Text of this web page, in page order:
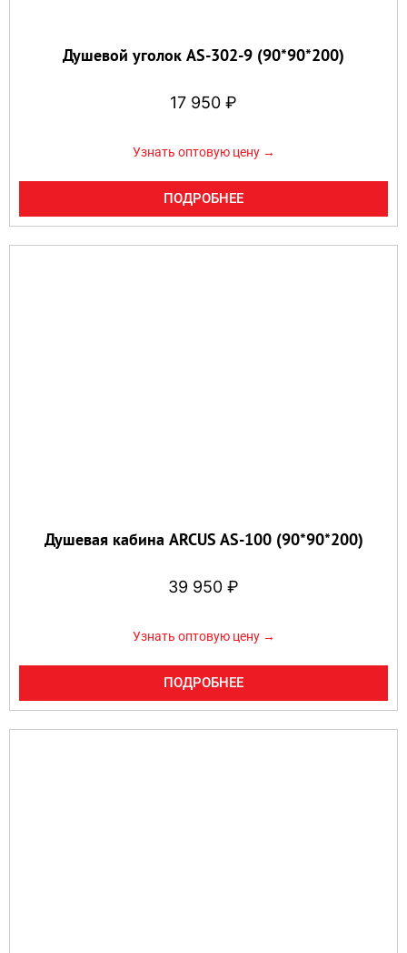
Душевой уголок AS-302-9 (90*90*200)
17 950 ₽
Узнать оптовую цену →
ПОДРОБНЕЕ
Душевая кабина ARCUS AS-100 (90*90*200)
39 950 ₽
Узнать оптовую цену →
ПОДРОБНЕЕ